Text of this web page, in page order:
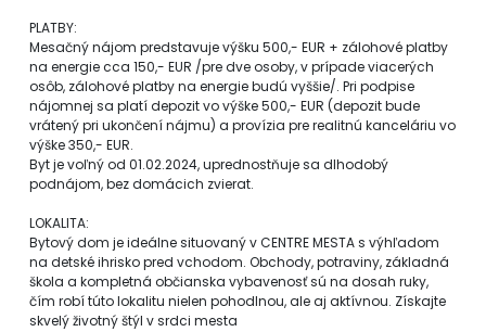
PLATBY:
Mesačný nájom predstavuje výšku 500,- EUR + zálohové platby
na energie cca 150,- EUR /pre dve osoby, v prípade viacerých
osôb, zálohové platby na energie budú vyššie/. Pri podpise
nájomnej sa platí depozit vo výške 500,- EUR (depozit bude
vrátený pri ukončení nájmu) a provízia pre realitnú kanceláriu vo
výške 350,- EUR.
Byt je voľný od 01.02.2024, uprednostňuje sa dlhodobý
podnájom, bez domácich zvierat.
LOKALITA:
Bytový dom je ideálne situovaný v CENTRE MESTA s výhľadom
na detské ihrisko pred vchodom. Obchody, potraviny, základná
škola a kompletná občianska vybavenosť sú na dosah ruky,
čím robí túto lokalitu nielen pohodlnou, ale aj aktívnou. Získajte
skvelý životný štýl v srdci mesta